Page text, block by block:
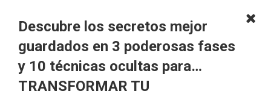
Descubre los secretos mejor
guardados en 3 poderosas fases
y 10 técnicas ocultas para…
TRANSFORMAR TU